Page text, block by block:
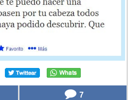
7